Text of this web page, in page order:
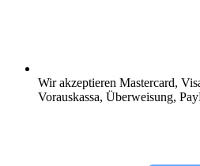
Wir akzeptieren Mastercard,
Vorauskassa, Überweisung,